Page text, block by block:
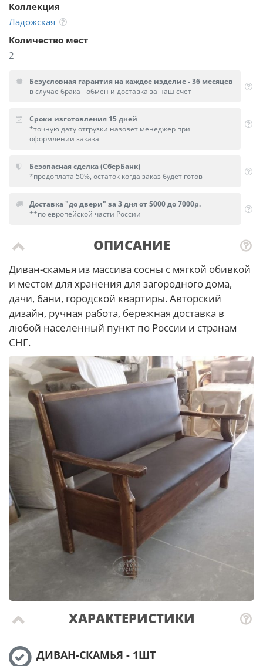
Коллекция
Ладожская
Количество мест
2
Безусловная гарантия на каждое изделие - 36 месяцев
в случае брака - обмен и доставка за наш счет
Сроки изготовления 15 дней
*точную дату отгрузки назовет менеджер при
оформлении заказа
Безопасная сделка (СберБанк)
*предоплата 50%, остаток когда заказ будет готов
Доставка "до двери" за 3 дня от 5000 до 7000р.
**по европейской части России
ОПИСАНИЕ
Диван-скамья из массива сосны с мягкой обивкой
и местом для хранения для загородного дома,
дачи, бани, городской квартиры. Авторский
дизайн, ручная работа, бережная доставка в
любой населенный пункт по России и странам
СНГ.
ХАРАКТЕРИСТИКИ
ДИВАН-СКАМЬЯ - 1ШТ